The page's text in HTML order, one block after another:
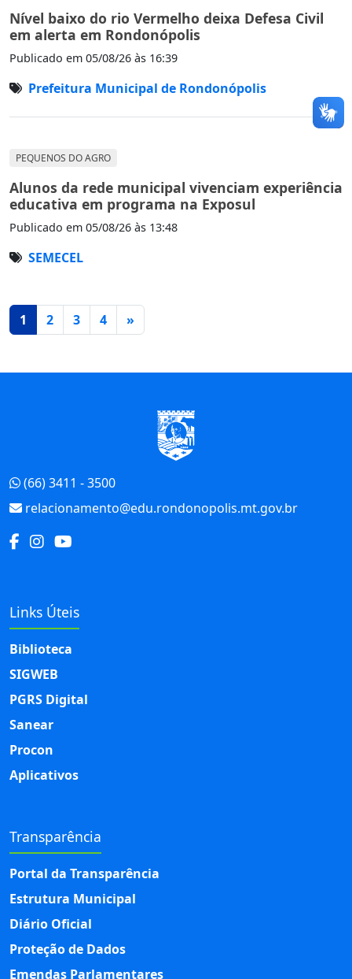
Nível baixo do rio Vermelho deixa Defesa Civil
em alerta em Rondonópolis
Publicado em 05/08/26 às 16:39
Prefeitura Municipal de Rondonópolis
PEQUENOS DO AGRO
Alunos da rede municipal vivenciam experiência
educativa em programa na Exposul
Publicado em 05/08/26 às 13:48
SEMECEL
1 Página atual
2 3 4 »
(66) 3411 - 3500
relacionamento@edu.rondonopolis.mt.gov.br
Links Úteis
Biblioteca
SIGWEB
PGRS Digital
Sanear
Procon
Aplicativos
Transparência
Portal da Transparência
Estrutura Municipal
Diário Oficial
Proteção de Dados
Emendas Parlamentares